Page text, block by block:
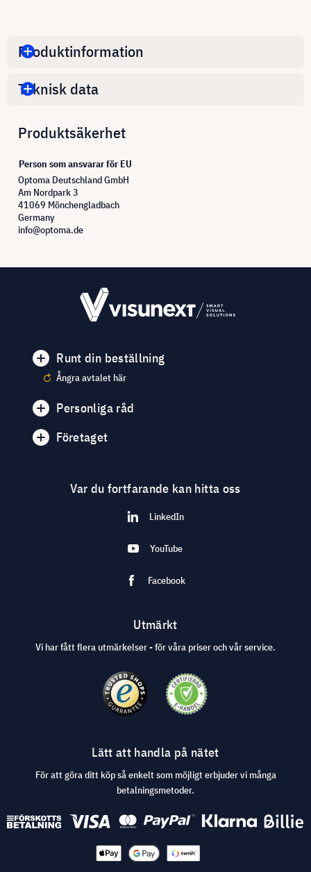
Produktinformation
Teknisk data
Produktsäkerhet
Person som ansvarar för EU
Optoma Deutschland GmbH
Am Nordpark 3
41069 Mönchengladbach
Germany
info@optoma.de
Runt din beställning
Ångra avtalet här
Personliga råd
Företaget
Var du fortfarande kan hitta oss
LinkedIn
YouTube
Facebook
Utmärkt
Vi har fått flera utmärkelser - för våra priser och vår service.
Lätt att handla på nätet
För att göra ditt köp så enkelt som möjligt erbjuder vi många
betalningsmetoder.